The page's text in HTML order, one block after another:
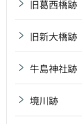
旧葛西橋跡
旧新大橋跡
牛島神社跡
境川跡